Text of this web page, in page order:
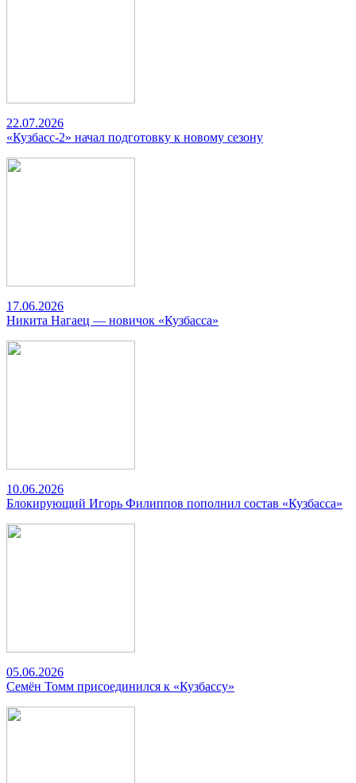
22.07.2026
«Кузбасс-2» начал подготовку к новому сезону
17.06.2026
Никита Нагаец — новичок «Кузбасса»
10.06.2026
Блокирующий Игорь Филиппов пополнил состав «Кузбасса»
05.06.2026
Семён Томм присоединился к «Кузбассу»